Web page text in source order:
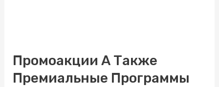
Промоакции А Также
Премиальные Программы